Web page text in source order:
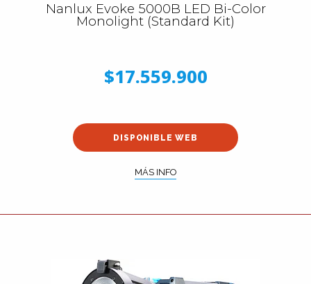
Nanlux Evoke 5000B LED Bi-Color
Monolight (Standard Kit)
$17.559.900
DISPONIBLE WEB
MÁS INFO